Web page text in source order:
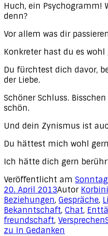
Huch, ein Psychogramm!
denn?
Vor allem was dir
Konkreter hast du es
Du fürchtest dich davor,
der Liebe.
Schöner Schluss.
schön.
Und dein Zynismus ist
Du hättest mich wohl
Ich hätte dich gern
Veröffentlicht am
20. April 2013Autor
Beziehungen, Gespräche,
Bekanntschaft, Chat,
freundschaft, Versprechen
zu In Gedanken